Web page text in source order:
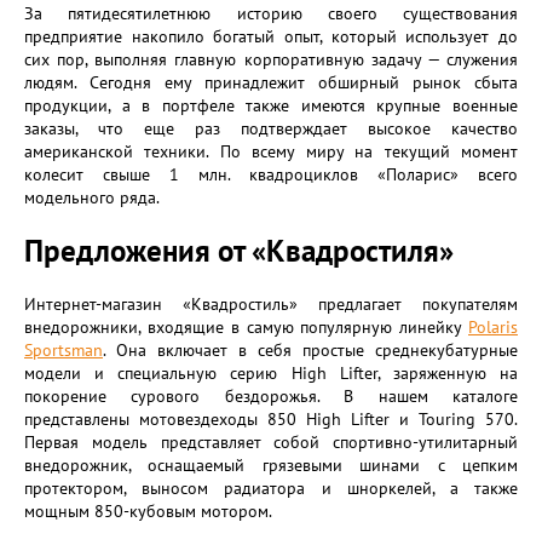
За пятидесятилетнюю историю своего существования
предприятие накопило богатый опыт, который использует до
сих пор, выполняя главную корпоративную задачу — служения
людям. Сегодня ему принадлежит обширный рынок сбыта
продукции, а в портфеле также имеются крупные военные
заказы, что еще раз подтверждает высокое качество
американской техники. По всему миру на текущий момент
колесит свыше 1 млн. квадроциклов «Поларис» всего
модельного ряда.
Предложения от «Квадростиля»
Интернет-магазин «Квадростиль» предлагает покупателям
внедорожники, входящие в самую популярную линейку Polaris
Sportsman. Она включает в себя простые среднекубатурные
модели и специальную серию High Lifter, заряженную на
покорение сурового бездорожья. В нашем каталоге
представлены мотовездеходы 850 High Lifter и Touring 570.
Первая модель представляет собой спортивно-утилитарный
внедорожник, оснащаемый грязевыми шинами с цепким
протектором, выносом радиатора и шноркелей, а также
мощным 850-кубовым мотором.